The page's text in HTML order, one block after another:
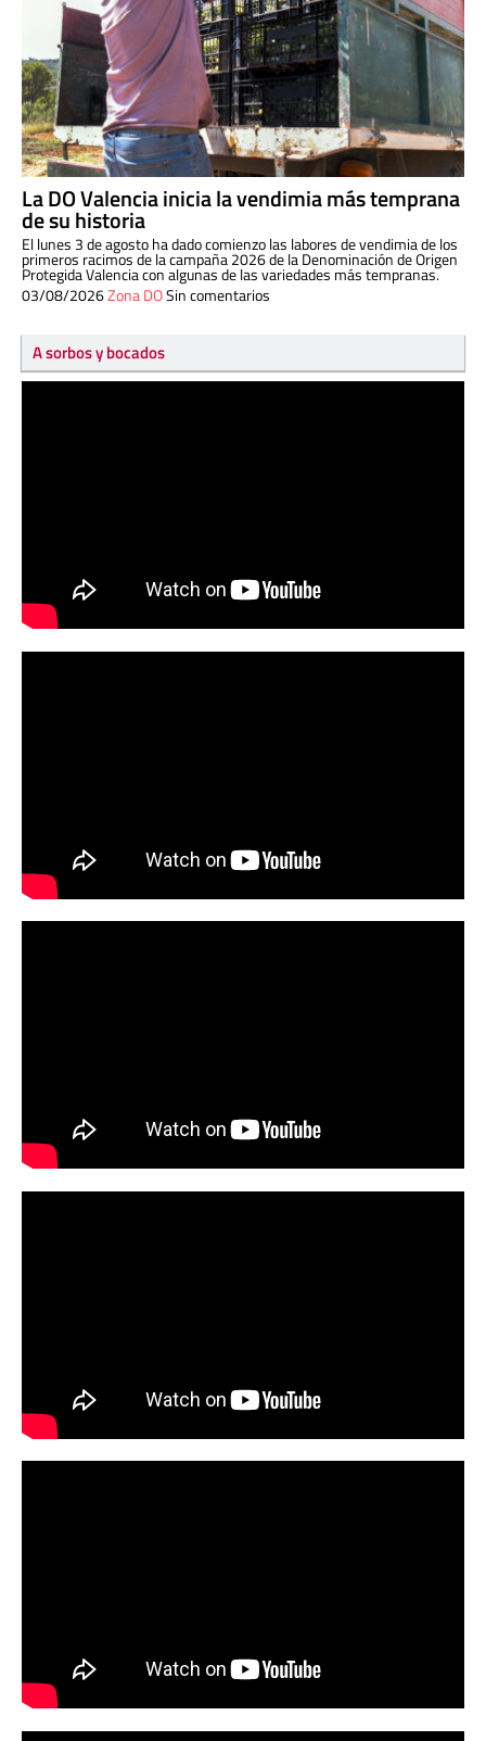
La DO Valencia inicia la vendimia más temprana
de su historia
El lunes 3 de agosto ha dado comienzo las labores de vendimia de los
primeros racimos de la campaña 2026 de la Denominación de Origen
Protegida Valencia con algunas de las variedades más tempranas.
03/08/2026Zona DOSin comentarios
A sorbos y bocados